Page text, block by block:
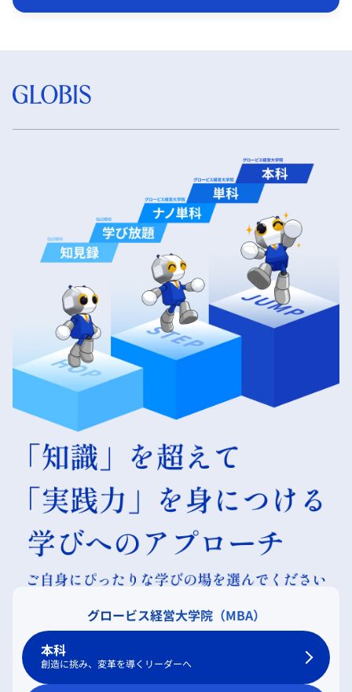
グロービス経営大学院（MBA）
本科
創造に挑み、変革を導くリーダーへ